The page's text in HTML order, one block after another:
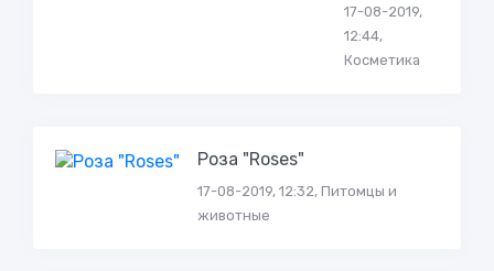
17-08-2019,
12:44,
Косметика
Роза "Roses"
17-08-2019, 12:32, Питомцы и
животные